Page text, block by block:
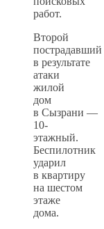
работ.
Второй
пострадавший
в результате
атаки
жилой
дом
в Сызрани —
10-
этажный.
Беспилотник
ударил
в квартиру
на шестом
этаже
дома.